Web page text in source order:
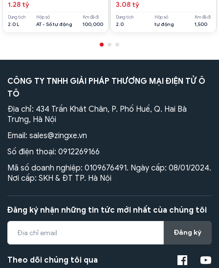
1.28 tỷ
Dung tích
2.0 L
Hộp số
AT - Số tự động
Km đã đi
100,000
3.08 tỷ
Dung tích
2.0
Hộp số
tự động
Km đã đi
1,500
CÔNG TY TNHH GIẢI PHÁP THƯƠNG MẠI ĐIỆN TỬ Ô
TÔ
Địa chỉ: 434 Trần Khát Chân, P. Phố Huế, Q. Hai Bà
Trưng, Hà Nội
Email: sales@zingxe.vn
Số điện thoại: 0912269166
Mã số doanh nghiệp: 0109676491. Ngày cấp: 08/01/2024.
Nơi cấp: SKH & ĐT TP. Hà Nội
Đăng ký nhận những tin tức mới nhất của chúng tôi
Đăng ký
Theo dõi chúng tôi qua